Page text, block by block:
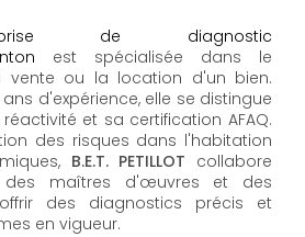
de diagnostic
est spécialisée dans le
vente ou la location d'un bien.
d'expérience, elle se distingue
et sa certification AFAQ.
des risques dans l'habitation
B.E.T. PETILLOT collabore
des maîtres d'œuvres et des
des diagnostics précis et
en vigueur.